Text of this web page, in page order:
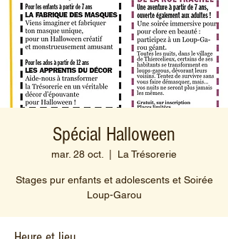
Spécial Halloween
mar. 28 oct. La Trésorerie
Stages pur enfants et adolescents et Soirée
Loup-Garou